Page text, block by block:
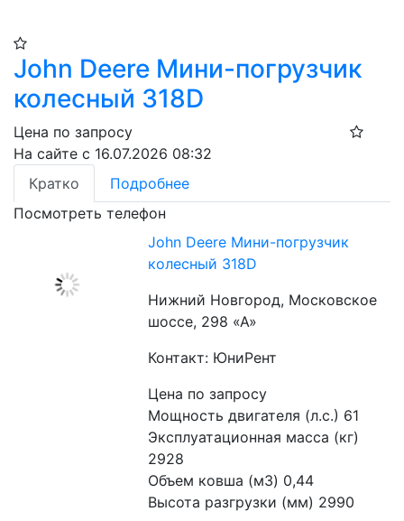
John Deere Мини-погрузчик
колесный 318D
Цена по запросу
На сайте с 16.07.2026 08:32
Кратко
Подробнее
Посмотреть телефон
John Deere Мини-погрузчик
колесный 318D
Нижний Новгород, Московское
шоссе, 298 «А»
Контакт: ЮниРент
Цена по запросу
Мощность двигателя (л.с.) 61
Эксплуатационная масса (кг)
2928
Объем ковша (м3) 0,44
Высота разгрузки (мм) 2990